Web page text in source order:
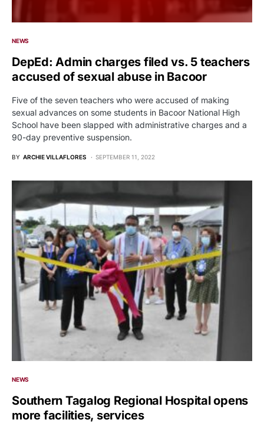
NEWS
DepEd: Admin charges filed vs. 5 teachers
accused of sexual abuse in Bacoor
Five of the seven teachers who were accused of making
sexual advances on some students in Bacoor National High
School have been slapped with administrative charges and a
90-day preventive suspension.
BY ARCHIE VILLAFLORES SEPTEMBER 11, 2022
NEWS
Southern Tagalog Regional Hospital opens
more facilities, services